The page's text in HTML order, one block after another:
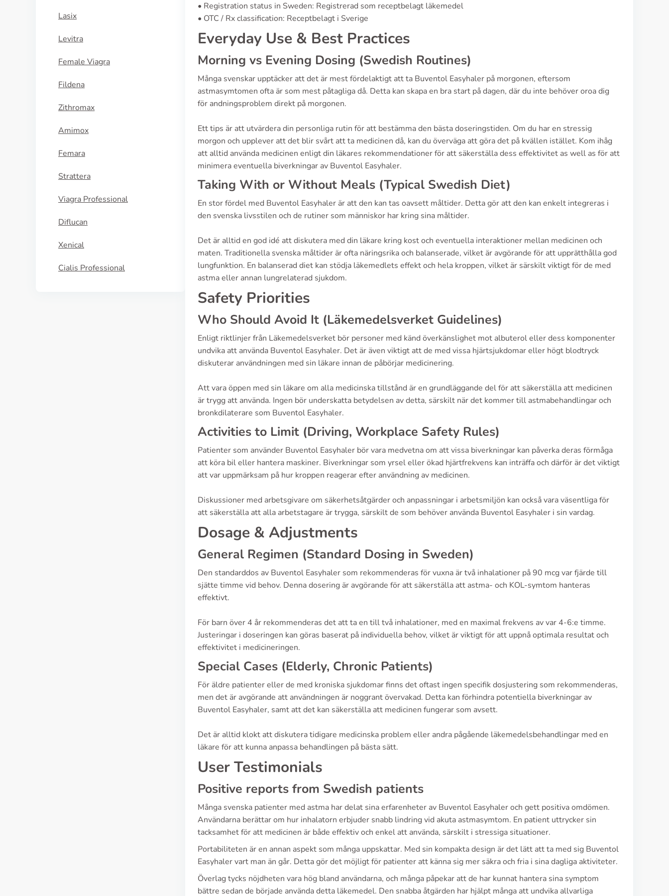
Lasix
Levitra
Female Viagra
Fildena
Zithromax
Amimox
Femara
Strattera
Viagra Professional
Diflucan
Xenical
Cialis Professional
• Registration status in Sweden: Registrerad som receptbelagt läkemedel
• OTC / Rx classification: Receptbelagt i Sverige
Everyday Use & Best Practices
Morning vs Evening Dosing (Swedish Routines)
Många svenskar upptäcker att det är mest fördelaktigt att ta Buventol Easyhaler på morgonen, eftersom
astmasymtomen ofta är som mest påtagliga då. Detta kan skapa en bra start på dagen, där du inte behöver oroa dig
för andningsproblem direkt på morgonen.
Ett tips är att utvärdera din personliga rutin för att bestämma den bästa doseringstiden. Om du har en stressig
morgon och upplever att det blir svårt att ta medicinen då, kan du överväga att göra det på kvällen istället. Kom ihåg
att alltid använda medicinen enligt din läkares rekommendationer för att säkerställa dess effektivitet as well as för att
minimera eventuella biverkningar av Buventol Easyhaler.
Taking With or Without Meals (Typical Swedish Diet)
En stor fördel med Buventol Easyhaler är att den kan tas oavsett måltider. Detta gör att den kan enkelt integreras i
den svenska livsstilen och de rutiner som människor har kring sina måltider.
Det är alltid en god idé att diskutera med din läkare kring kost och eventuella interaktioner mellan medicinen och
maten. Traditionella svenska måltider är ofta näringsrika och balanserade, vilket är avgörande för att upprätthålla god
lungfunktion. En balanserad diet kan stödja läkemedlets effekt och hela kroppen, vilket är särskilt viktigt för de med
astma eller annan lungrelaterad sjukdom.
Safety Priorities
Who Should Avoid It (Läkemedelsverket Guidelines)
Enligt riktlinjer från Läkemedelsverket bör personer med känd överkänslighet mot albuterol eller dess komponenter
undvika att använda Buventol Easyhaler. Det är även viktigt att de med vissa hjärtsjukdomar eller högt blodtryck
diskuterar användningen med sin läkare innan de påbörjar medicinering.
Att vara öppen med sin läkare om alla medicinska tillstånd är en grundläggande del för att säkerställa att medicinen
är trygg att använda. Ingen bör underskatta betydelsen av detta, särskilt när det kommer till astmabehandlingar och
bronkdilaterare som Buventol Easyhaler.
Activities to Limit (Driving, Workplace Safety Rules)
Patienter som använder Buventol Easyhaler bör vara medvetna om att vissa biverkningar kan påverka deras förmåga
att köra bil eller hantera maskiner. Biverkningar som yrsel eller ökad hjärtfrekvens kan inträffa och därför är det viktigt
att var uppmärksam på hur kroppen reagerar efter användning av medicinen.
Diskussioner med arbetsgivare om säkerhetsåtgärder och anpassningar i arbetsmiljön kan också vara väsentliga för
att säkerställa att alla arbetstagare är trygga, särskilt de som behöver använda Buventol Easyhaler i sin vardag.
Dosage & Adjustments
General Regimen (Standard Dosing in Sweden)
Den standarddos av Buventol Easyhaler som rekommenderas för vuxna är två inhalationer på 90 mcg var fjärde till
sjätte timme vid behov. Denna dosering är avgörande för att säkerställa att astma- och KOL-symtom hanteras
effektivt.
För barn över 4 år rekommenderas det att ta en till två inhalationer, med en maximal frekvens av var 4-6:e timme.
Justeringar i doseringen kan göras baserat på individuella behov, vilket är viktigt för att uppnå optimala resultat och
effektivitet i medicineringen.
Special Cases (Elderly, Chronic Patients)
För äldre patienter eller de med kroniska sjukdomar finns det oftast ingen specifik dosjustering som rekommenderas,
men det är avgörande att användningen är noggrant övervakad. Detta kan förhindra potentiella biverkningar av
Buventol Easyhaler, samt att det kan säkerställa att medicinen fungerar som avsett.
Det är alltid klokt att diskutera tidigare medicinska problem eller andra pågående läkemedelsbehandlingar med en
läkare för att kunna anpassa behandlingen på bästa sätt.
User Testimonials
Positive reports from Swedish patients
Många svenska patienter med astma har delat sina erfarenheter av Buventol Easyhaler och gett positiva omdömen.
Användarna berättar om hur inhalatorn erbjuder snabb lindring vid akuta astmasymtom. En patient uttrycker sin
tacksamhet för att medicinen är både effektiv och enkel att använda, särskilt i stressiga situationer.
Portabiliteten är en annan aspekt som många uppskattar. Med sin kompakta design är det lätt att ta med sig Buventol
Easyhaler vart man än går. Detta gör det möjligt för patienter att känna sig mer säkra och fria i sina dagliga aktiviteter.
Överlag tycks nöjdheten vara hög bland användarna, och många påpekar att de har kunnat hantera sina symptom
bättre sedan de började använda detta läkemedel. Den snabba åtgärden har hjälpt många att undvika allvarliga